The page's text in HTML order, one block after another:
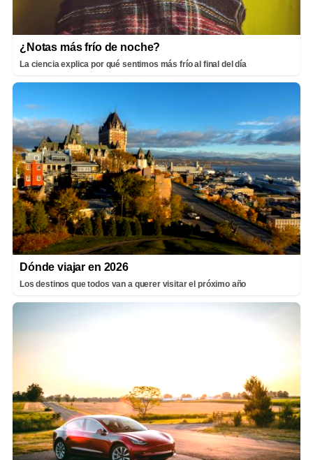
¿Notas más frío de noche?
La ciencia explica por qué sentimos más frío al final del día
Dónde viajar en 2026
Los destinos que todos van a querer visitar el próximo año